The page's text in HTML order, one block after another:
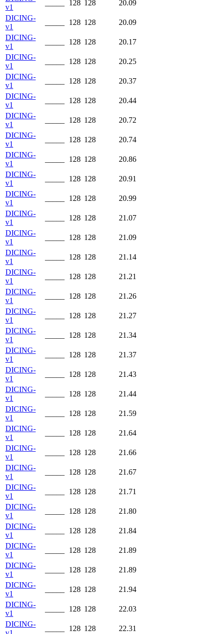
v1
128 128
20.09
DICING-
v1
128 128
20.09
DICING-
v1
128 128
20.17
DICING-
v1
128 128
20.25
DICING-
v1
128 128
20.37
DICING-
v1
128 128
20.44
DICING-
v1
128 128
20.72
DICING-
v1
128 128
20.74
DICING-
v1
128 128
20.86
DICING-
v1
128 128
20.91
DICING-
v1
128 128
20.99
DICING-
v1
128 128
21.07
DICING-
v1
128 128
21.09
DICING-
v1
128 128
21.14
DICING-
v1
128 128
21.21
DICING-
v1
128 128
21.26
DICING-
v1
128 128
21.27
DICING-
v1
128 128
21.34
DICING-
v1
128 128
21.37
DICING-
v1
128 128
21.43
DICING-
v1
128 128
21.44
DICING-
v1
128 128
21.59
DICING-
v1
128 128
21.64
DICING-
v1
128 128
21.66
DICING-
v1
128 128
21.67
DICING-
v1
128 128
21.71
DICING-
v1
128 128
21.80
DICING-
v1
128 128
21.84
DICING-
v1
128 128
21.89
DICING-
v1
128 128
21.89
DICING-
v1
128 128
21.94
DICING-
v1
128 128
22.03
DICING-
128 128
22.31